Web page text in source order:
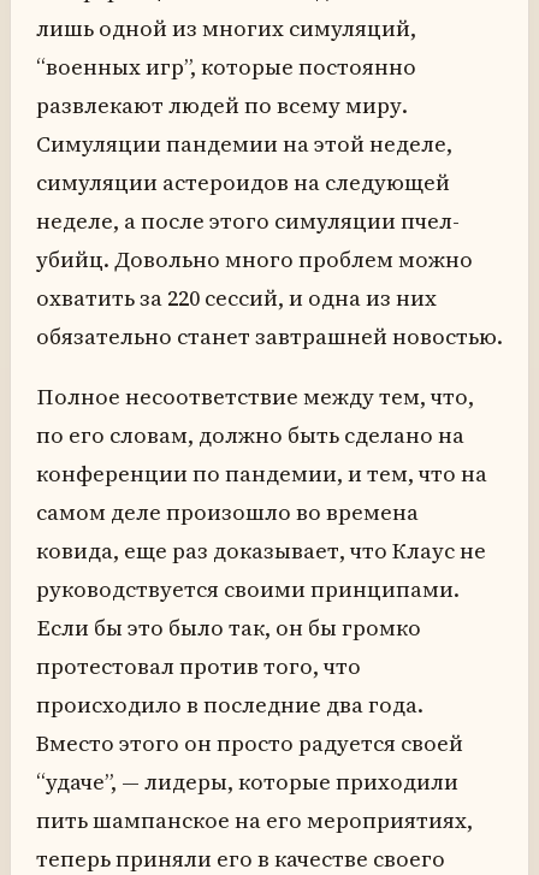
лишь одной из многих симуляций,
“военных игр”, которые постоянно
развлекают людей по всему миру.
Симуляции пандемии на этой неделе,
симуляции астероидов на следующей
неделе, а после этого симуляции пчел-
убийц. Довольно много проблем можно
охватить за 220 сессий, и одна из них
обязательно станет завтрашней новостью.
Полное несоответствие между тем, что,
по его словам, должно быть сделано на
конференции по пандемии, и тем, что на
самом деле произошло во времена
ковида, еще раз доказывает, что Клаус не
руководствуется своими принципами.
Если бы это было так, он бы громко
протестовал против того, что
происходило в последние два года.
Вместо этого он просто радуется своей
“удаче”, — лидеры, которые приходили
пить шампанское на его мероприятиях,
теперь приняли его в качестве своего